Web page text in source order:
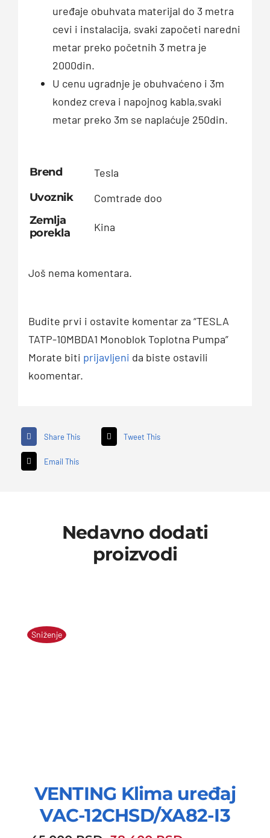
uređaje obuhvata materijal do 3 metra
cevi i instalacija, svaki započeti naredni
metar preko početnih 3 metra je
2000din.
U cenu ugradnje je obuhvaćeno i 3m
kondez creva i napojnog kabla,svaki
metar preko 3m se naplaćuje 250din.
Brend
Tesla
Uvoznik
Comtrade doo
Zemlja
porekla
Kina
Još nema komentara.
Budite prvi i ostavite komentar za “TESLA
TATP-10MBDA1 Monoblok Toplotna Pumpa”
Morate biti prijavljeni da biste ostavili
koomentar.
Share This Tweet This
Email This
Nedavno dodati
proizvodi
Sniženje
VENTING Klima uređaj
VAC-12CHSD/XA82-I3